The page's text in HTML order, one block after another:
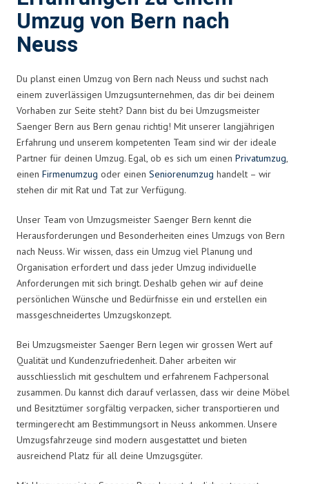
Umzug von Bern nach
Neuss
Du planst einen Umzug von Bern nach Neuss und suchst nach
einem zuverlässigen Umzugsunternehmen, das dir bei deinem
Vorhaben zur Seite steht? Dann bist du bei Umzugsmeister
Saenger Bern aus Bern genau richtig! Mit unserer langjährigen
Erfahrung und unserem kompetenten Team sind wir der ideale
Partner für deinen Umzug. Egal, ob es sich um einen Privatumzug,
einen Firmenumzug oder einen Seniorenumzug handelt – wir
stehen dir mit Rat und Tat zur Verfügung.
Unser Team von Umzugsmeister Saenger Bern kennt die
Herausforderungen und Besonderheiten eines Umzugs von Bern
nach Neuss. Wir wissen, dass ein Umzug viel Planung und
Organisation erfordert und dass jeder Umzug individuelle
Anforderungen mit sich bringt. Deshalb gehen wir auf deine
persönlichen Wünsche und Bedürfnisse ein und erstellen ein
massgeschneidertes Umzugskonzept.
Bei Umzugsmeister Saenger Bern legen wir grossen Wert auf
Qualität und Kundenzufriedenheit. Daher arbeiten wir
ausschliesslich mit geschultem und erfahrenem Fachpersonal
zusammen. Du kannst dich darauf verlassen, dass wir deine Möbel
und Besitztümer sorgfältig verpacken, sicher transportieren und
termingerecht am Bestimmungsort in Neuss ankommen. Unsere
Umzugsfahrzeuge sind modern ausgestattet und bieten
ausreichend Platz für all deine Umzugsgüter.